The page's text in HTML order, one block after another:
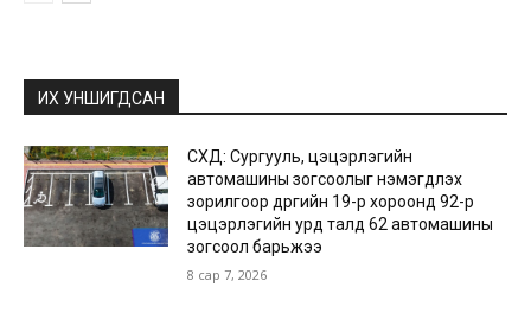
ИХ УНШИГДСАН
СХД: Сургууль, цэцэрлэгийн
автомашины зогсоолыг нэмэгдүүлэх
зорилгоор дүүргийн 19-р хороонд 92-р
цэцэрлэгийн урд талд 62 автомашины
зогсоол барьжээ
8 сар 7, 2026